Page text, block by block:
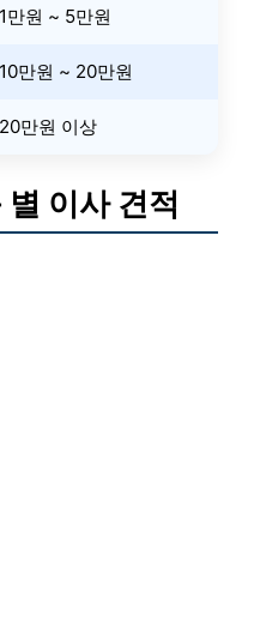
1만원 ~ 5만원
10만원 ~ 20만원
20만원 이상
이사 견적